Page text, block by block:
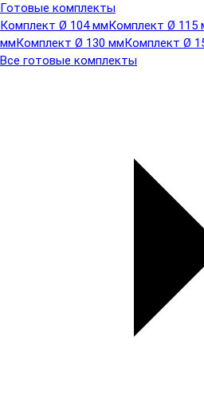
Готовые комплекты
Комплект Ø 104 ммКомплект Ø 115
ммКомплект Ø 130 ммКомплект Ø
Все готовые комплекты